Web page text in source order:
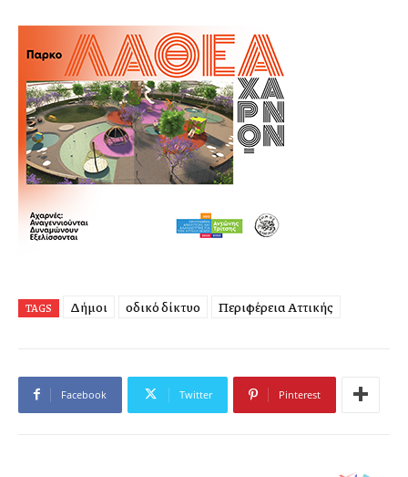
TAGS Δήμοι οδικό δίκτυο Περιφέρεια Αττικής
Facebook Twitter Pinterest